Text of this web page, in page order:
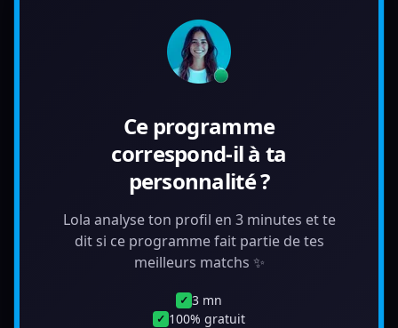
Ce programme
correspond-il à ta
personnalité ?
Lola analyse ton profil en 3 minutes et te
dit si ce programme fait partie de tes
meilleurs matchs ✨
✓ 3 mn
✓ 100% gratuit